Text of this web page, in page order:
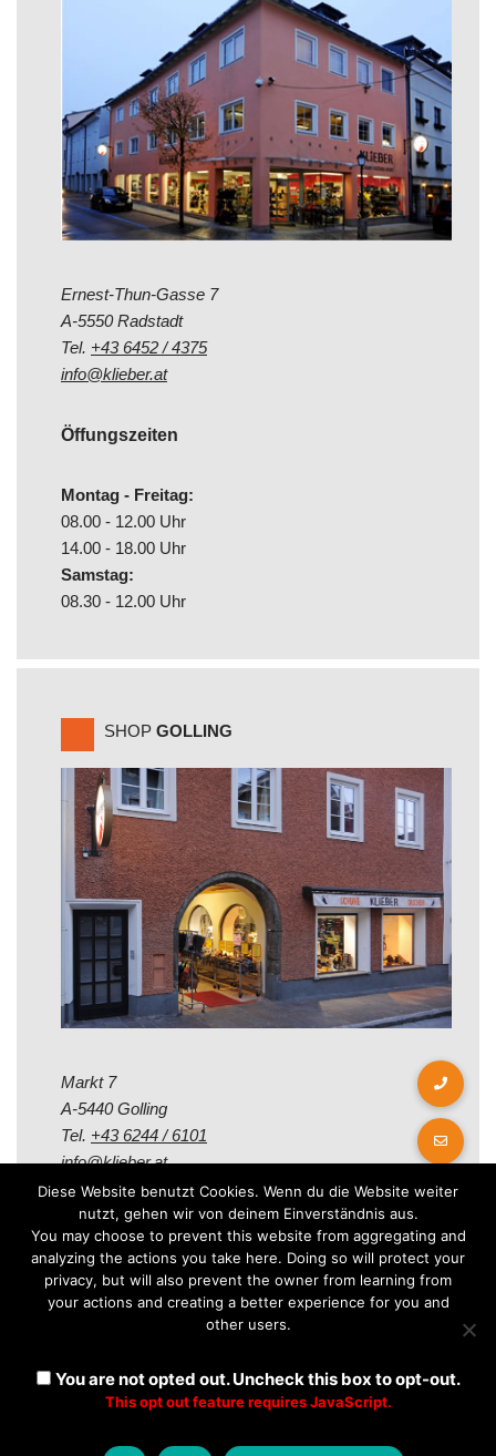
Ernest-Thun-Gasse 7
A-5550 Radstadt
Tel. +43 6452 / 4375
info@klieber.at
Öffungszeiten
Montag - Freitag:
08.00 - 12.00 Uhr
14.00 - 18.00 Uhr
Samstag:
08.30 - 12.00 Uhr
SHOP GOLLING
Markt 7
A-5440 Golling
Tel. +43 6244 / 6101
info@klieber.at
Öffungszeiten
Montag - Freitag:
08.00 - 12.00 Uhr
08.30 - 12.30 Uhr
Diese Website benutzt Cookies. Wenn du die Website weiter
nutzt, gehen wir von deinem Einverständnis aus.
You may choose to prevent this website from aggregating and
analyzing the actions you take here. Doing so will protect your
privacy, but will also prevent the owner from learning from
your actions and creating a better experience for you and
other users.
You are not opted out. Uncheck this box to opt-out.
This opt out feature requires JavaScript.